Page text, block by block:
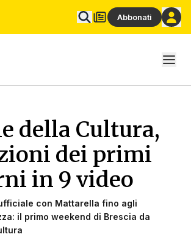
Abbonati
della Cultura,
dei primi
in 9 video
con Mattarella fino agli
il primo weekend di Brescia da